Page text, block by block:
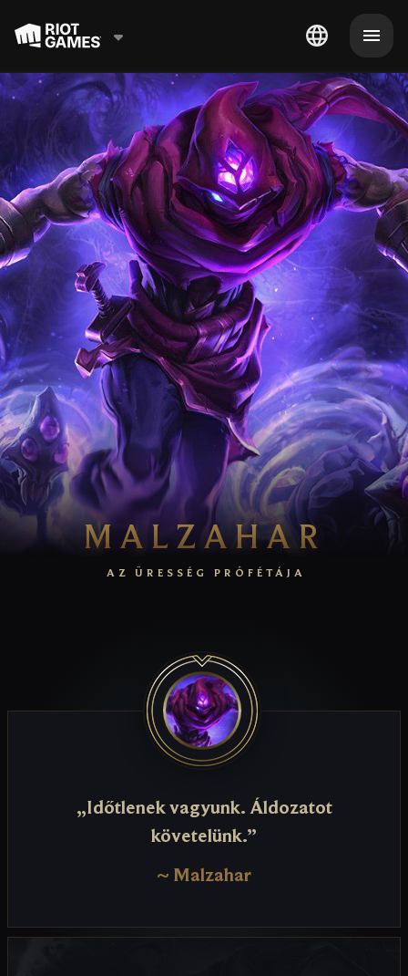
MALZAHAR
AZ ÜRESSÉG PRÓFÉTÁJA
„Időtlenek vagyunk. Áldozatot
követelünk.”
~ Malzahar